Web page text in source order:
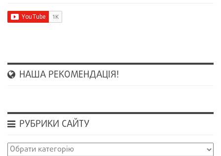
НАША РЕКОМЕНДАЦІЯ!
РУБРИКИ САЙТУ
Рубрики